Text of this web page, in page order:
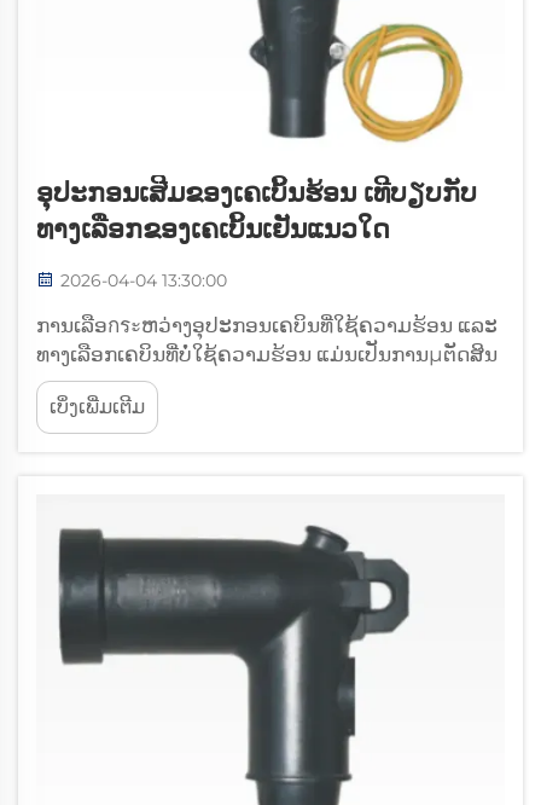
ອຸປະກອນເສີມຂອງເຄເບິ້ນຮ້ອນ ເທີບຽບກັບ
ທາງເລືອກຂອງເຄເບິ້ນເຢັນແນວໃດ
2026-04-04 13:30:00
ການເລືອกระຫວ່າງອຸປະກອນເຄບິນທີ່ໃຊ້ຄວາມຮ້ອນ ແລະ
ທາງເລືອກເຄບິນທີ່ບໍ່ໃຊ້ຄວາມຮ້ອນ ແມ່ນເປັນການμຕັດສິນ
ໃຈທີ່ສຳຄັນໃນການວາງແຜນສິ່ງອຳນວຍຄວາມສະດວກ
ທາງໄຟຟ້າ. ອຸປະກອນເຄບິນທີ່ໃຊ້ຄວາມຮ້ອນໄດ້ຄອບງຳ
ການຕິດຕັ້ງທາງໄຟຟ້າມາເປັນເວລາຫຼາຍທົດສະວັດ ໂດຍອີງ
ເບິ່ງເພີ່ມເຕີມ